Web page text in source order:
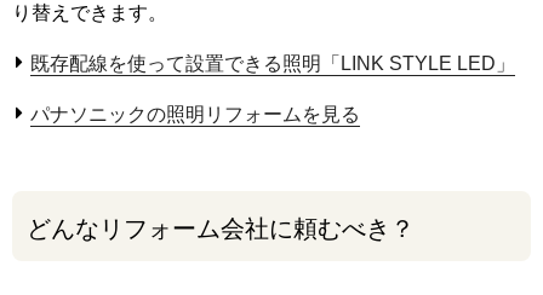
り替えできます。
既存配線を使って設置できる照明「LINK STYLE LED」
パナソニックの照明リフォームを見る
どんなリフォーム会社に頼むべき？